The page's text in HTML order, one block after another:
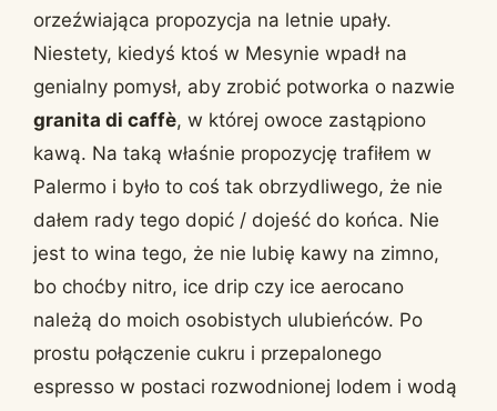
orzeźwiająca propozycja na letnie upały.
Niestety, kiedyś ktoś w Mesynie wpadł na
genialny pomysł, aby zrobić potworka o nazwie
granita di caffè, w której owoce zastąpiono
kawą. Na taką właśnie propozycję trafiłem w
Palermo i było to coś tak obrzydliwego, że nie
dałem rady tego dopić / dojeść do końca. Nie
jest to wina tego, że nie lubię kawy na zimno,
bo choćby nitro, ice drip czy ice aerocano
należą do moich osobistych ulubieńców. Po
prostu połączenie cukru i przepalonego
espresso w postaci rozwodnionej lodem i wodą